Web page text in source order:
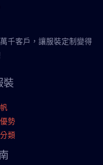
千客戶，讓服裝定制變得
裝
勢
類